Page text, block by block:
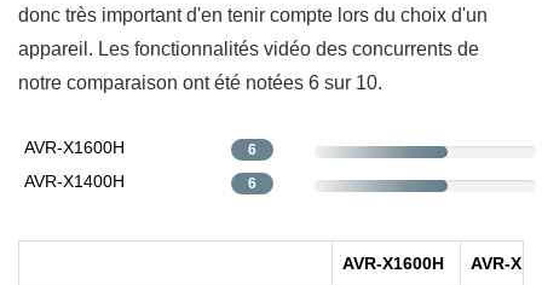
donc très important d'en tenir compte lors du choix d'un
appareil. Les fonctionnalités vidéo des concurrents de
notre comparaison ont été notées 6 sur 10.
AVR-X1600H 6
AVR-X1400H 6
AVR-X1600H AVR-